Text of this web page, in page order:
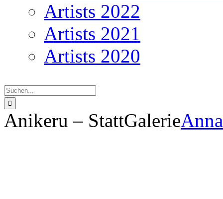
Artists 2022
Artists 2021
Artists 2020
nach:
Anikeru – StattGalerieAnna